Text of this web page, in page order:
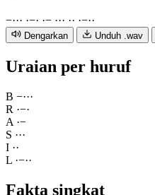
−··· ·−· ·− ··· ·· ·−··
Dengarkan Unduh .wav
Uraian per huruf
B −···
R ·−·
A ·−
S ···
I ··
L ·−··
Fakta singkat